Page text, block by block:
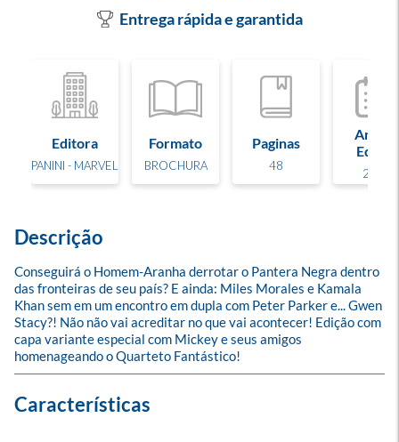
Entrega rápida e garantida
Editora
PANINI - MARVEL
Formato
BROCHURA
Paginas
48
Ano de
Edição
2025
Descrição
Conseguirá o Homem-Aranha derrotar o Pantera Negra dentro
das fronteiras de seu país? E ainda: Miles Morales e Kamala
Khan sem em um encontro em dupla com Peter Parker e... Gwen
Stacy?! Não não vai acreditar no que vai acontecer! Edição com
capa variante especial com Mickey e seus amigos
homenageando o Quarteto Fantástico!